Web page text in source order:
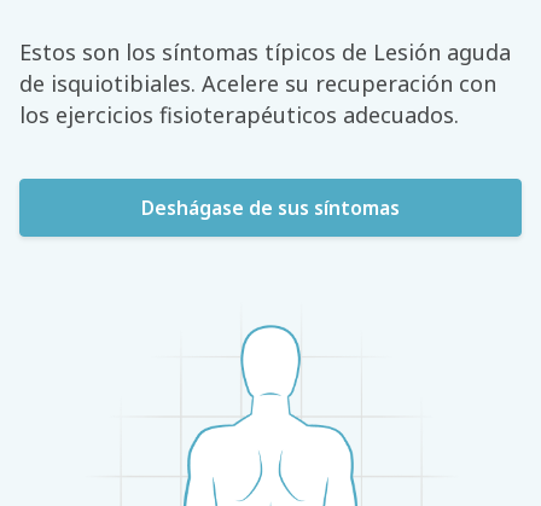
Estos son los síntomas típicos de Lesión aguda
de isquiotibiales. Acelere su recuperación con
los ejercicios fisioterapéuticos adecuados.
Deshágase de sus síntomas